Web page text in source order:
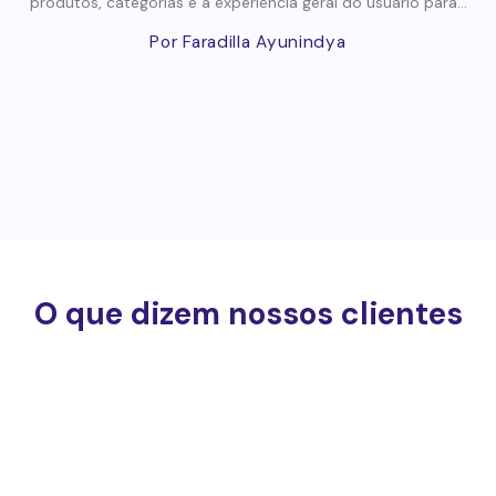
Por Faradilla Ayunindya
O que dizem nossos clientes